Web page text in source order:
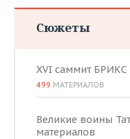
Сюжеты
XVI саммит БРИКС
499 МАТЕРИАЛОВ
Великие воины
материалов